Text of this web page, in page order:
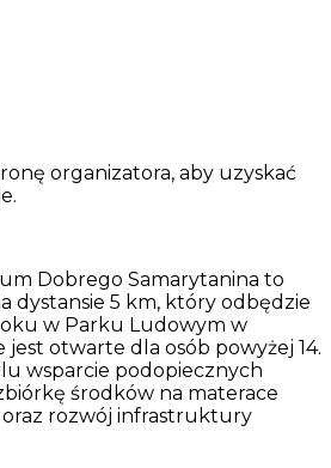
organizatora, aby uzyskać
Dobrego Samarytanina to
dystansie 5 km, który odbędzie
w Parku Ludowym w
jest otwarte dla osób powyżej 14.
wsparcie podopiecznych
środków na materace
rozwój infrastruktury